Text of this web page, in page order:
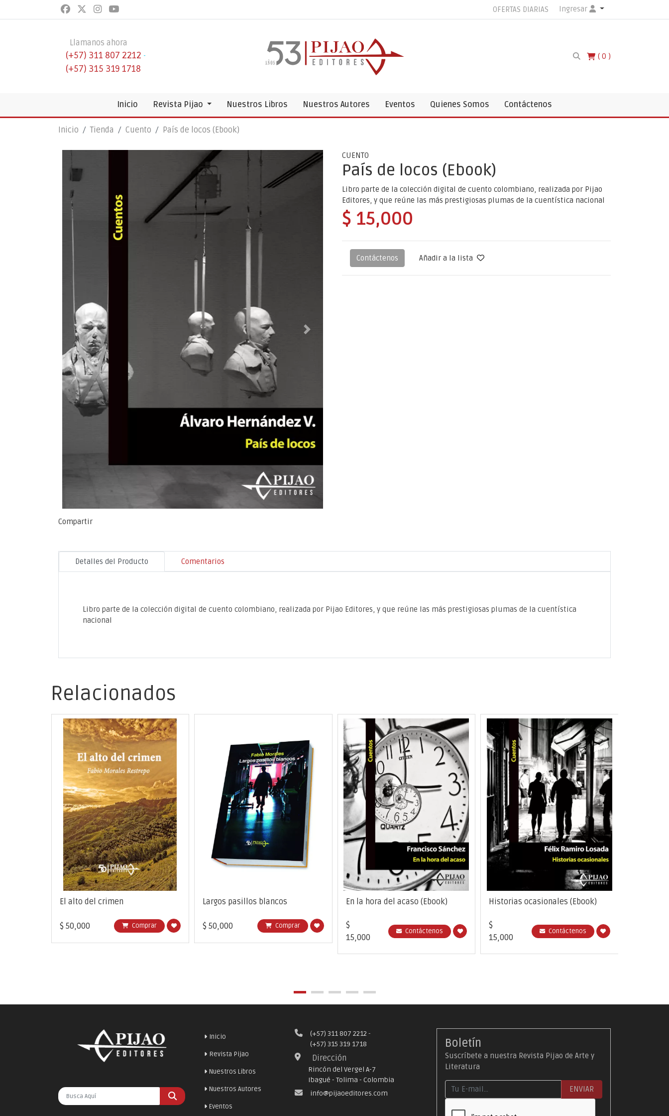
OFERTAS DIARIAS Ingresar
Llamanos ahora
(+57) 311 807 2212 -
(+57) 315 319 1718
0
Inicio Revista Pijao Nuestros Libros Nuestros Autores Eventos Quienes Somos Contáctenos
Inicio Tienda Cuento País de locos (Ebook)
Previous Next
Compartir
CUENTO
País de locos (Ebook)
Libro parte de la colección digital de cuento colombiano, realizada por Pijao
Editores, y que reúne las más prestigiosas plumas de la cuentística nacional
$ 15,000
Contáctenos Añadir a la lista
Detalles del Producto Comentarios
Libro parte de la colección digital de cuento colombiano, realizada por Pijao Editores, y que reúne las más prestigiosas plumas de la cuentística
nacional
Relacionados
El alto del crimen
$ 50,000 Comprar
Largos pasillos blancos
$ 50,000 Comprar
En la hora del acaso (Ebook)
$
15,000
Contáctenos
Historias ocasionales (Ebook)
$
15,000
Contáctenos
Inicio
Revista Pijao
Nuestros Libros
Nuestros Autores
Eventos
(+57) 311 807 2212 -
(+57) 315 319 1718
Dirección
Rincón del Vergel A-7
Ibagué - Tolima - Colombia
info@pijaoeditores.com
Boletín
Suscríbete a nuestra Revista Pijao de Arte y
Literatura
ENVIAR